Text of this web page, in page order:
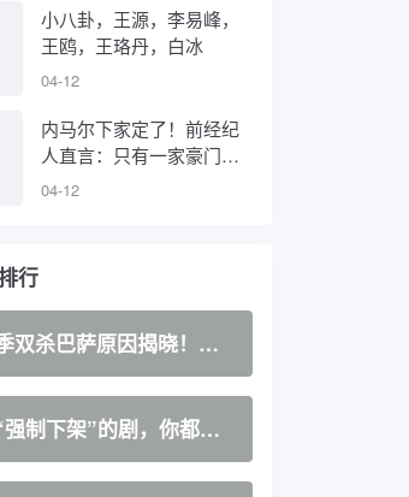
小八卦，王源，李易峰，
王鸥，王珞丹，白冰
04-12
内马尔下家定了！前经纪
人直言：只有一家豪门能
付得起高额工资
04-12
行
双杀巴萨原因揭晓！球
发声，这回说了真心话
制下架”的剧，你都看
为何被下架你知道吗？